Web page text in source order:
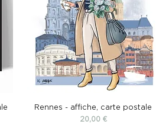
Rennes - affiche, carte postale
Prix
20,00 €